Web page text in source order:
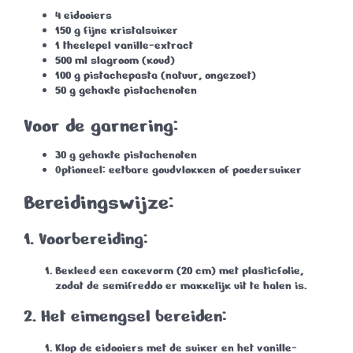
4 eidooiers
150 g fijne kristalsuiker
1 theelepel vanille-extract
500 ml slagroom (koud)
100 g pistachepasta (natuur, ongezoet)
50 g gehakte pistachenoten
Voor de garnering:
30 g gehakte pistachenoten
Optioneel: eetbare goudvlokken of poedersuiker
Bereidingswijze:
1. Voorbereiding:
Bekleed een cakevorm (20 cm) met plasticfolie,
zodat de semifreddo er makkelijk uit te halen is.
2. Het eimengsel bereiden:
Klop de eidooiers met de suiker en het vanille-